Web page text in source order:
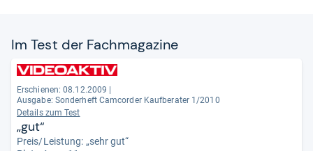
Im Test der Fach­ma­ga­zine
Erschienen: 08.12.2009
Ausgabe: Sonderheft Camcorder Kaufberater 1/2010
Details zum Test
„gut“
Preis/Leistung: „sehr gut“